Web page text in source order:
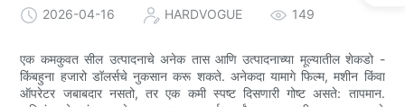
2026-04-16 HARDVOGUE 149
एक कमकुवत सील उत्पादनाचे अनेक तास आणि उत्पादनाच्या मूल्यातील शेकडो -
किंबहुना हजारो डॉलर्सचे नुकसान करू शकते. अनेकदा यामागे फिल्म, मशीन किंवा
ऑपरेटर जबाबदार नसतो, तर एक कमी स्पष्ट दिसणारी गोष्ट असते: तापमान.